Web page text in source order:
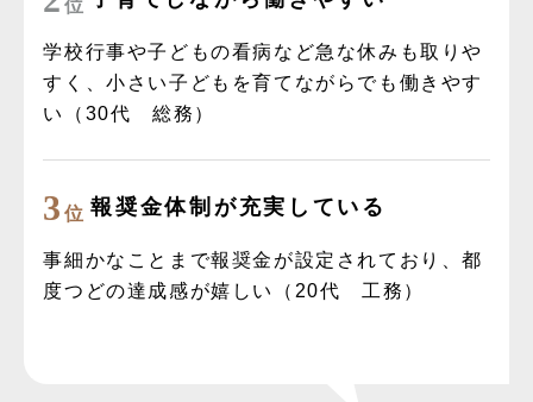
位
学校行事や子どもの看病など急な休みも取りや
すく、小さい子どもを育てながらでも働きやす
い（30代 総務）
3 位 報奨金体制が充実している
事細かなことまで報奨金が設定されており、都
度つどの達成感が嬉しい（20代 工務）